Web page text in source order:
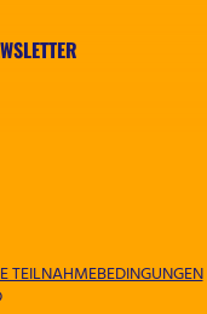
TEILNAHMEBEDINGUNGEN